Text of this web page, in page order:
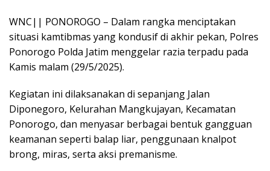
WNC|| PONOROGO – Dalam rangka menciptakan
situasi kamtibmas yang kondusif di akhir pekan, Polres
Ponorogo Polda Jatim menggelar razia terpadu pada
Kamis malam (29/5/2025).
Kegiatan ini dilaksanakan di sepanjang Jalan
Diponegoro, Kelurahan Mangkujayan, Kecamatan
Ponorogo, dan menyasar berbagai bentuk gangguan
keamanan seperti balap liar, penggunaan knalpot
brong, miras, serta aksi premanisme.